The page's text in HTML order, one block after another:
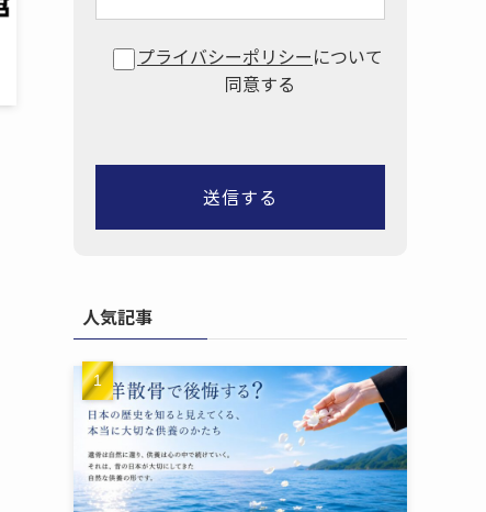
プライバシーポリシーについて
同意する
人気記事